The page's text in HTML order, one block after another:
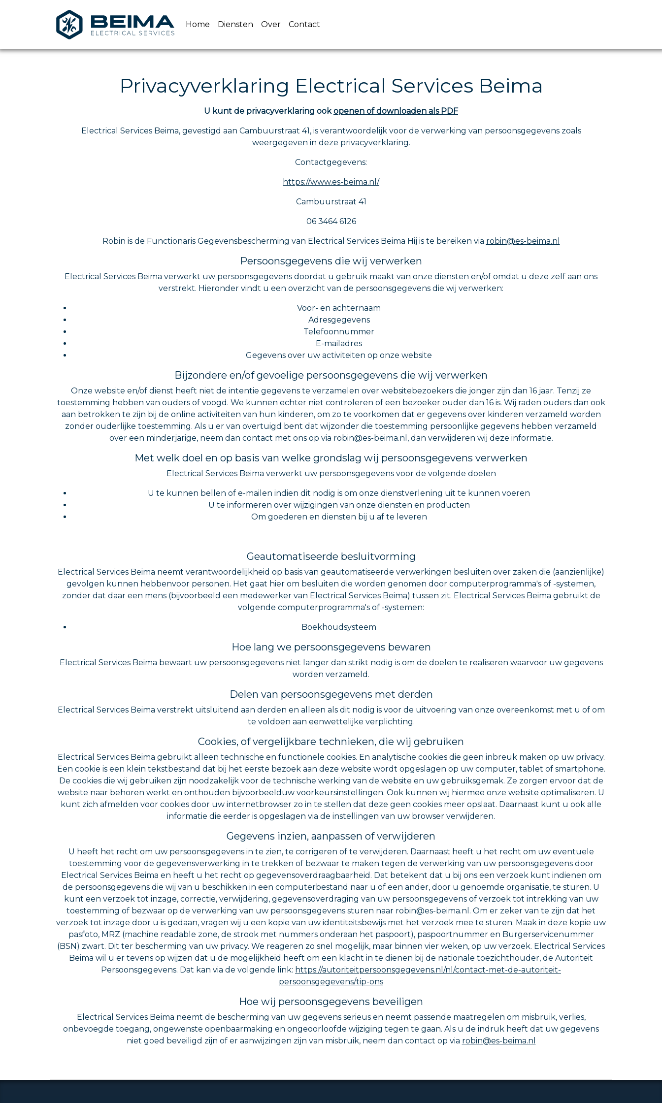
Home Diensten Over Contact
Privacyverklaring Electrical Services Beima
U kunt de privacyverklaring ookopenen of downloaden als PDF
Electrical Services Beima, gevestigd aan Cambuurstraat 41, is verantwoordelijk voor de verwerking van persoonsgegevens zoals
weergegeven in deze privacyverklaring.
Contactgegevens:
https://www.es-beima.nl/
Cambuurstraat 41
06 3464 6126
Robin is de Functionaris Gegevensbescherming van Electrical Services Beima Hij is te bereiken via robin@es-beima.nl
Persoonsgegevens die wij verwerken
Electrical Services Beima verwerkt uw persoonsgegevens doordat u gebruik maakt van onze diensten en/of omdat u deze zelf aan ons
verstrekt. Hieronder vindt u een overzicht van de persoonsgegevens die wij verwerken:
Voor- en achternaam
Adresgegevens
Telefoonnummer
E-mailadres
Gegevens over uw activiteiten op onze website
Bijzondere en/of gevoelige persoonsgegevens die wij verwerken
Onze website en/of dienst heeft niet de intentie gegevens te verzamelen over websitebezoekers die jonger zijn dan 16 jaar. Tenzij ze
toestemming hebben van ouders of voogd. We kunnen echter niet controleren of een bezoeker ouder dan 16 is. Wij raden ouders dan ook
aan betrokken te zijn bij de online activiteiten van hun kinderen, om zo te voorkomen dat er gegevens over kinderen verzameld worden
zonder ouderlijke toestemming. Als u er van overtuigd bent dat wijzonder die toestemming persoonlijke gegevens hebben verzameld
over een minderjarige, neem dan contact met ons op via robin@es-beima.nl, dan verwijderen wij deze informatie.
Met welk doel en op basis van welke grondslag wij persoonsgegevens verwerken
Electrical Services Beima verwerkt uw persoonsgegevens voor de volgende doelen
U te kunnen bellen of e-mailen indien dit nodig is om onze dienstverlening uit te kunnen voeren
U te informeren over wijzigingen van onze diensten en producten
Om goederen en diensten bij u af te leveren
Geautomatiseerde besluitvorming
Electrical Services Beima neemt verantwoordelijkheid op basis van geautomatiseerde verwerkingen besluiten over zaken die (aanzienlijke)
gevolgen kunnen hebbenvoor personen. Het gaat hier om besluiten die worden genomen door computerprogramma's of -systemen,
zonder dat daar een mens (bijvoorbeeld een medewerker van Electrical Services Beima) tussen zit. Electrical Services Beima gebruikt de
volgende computerprogramma's of -systemen:
Boekhoudsysteem
Hoe lang we persoonsgegevens bewaren
Electrical Services Beima bewaart uw persoonsgegevens niet langer dan strikt nodig is om de doelen te realiseren waarvoor uw gegevens
worden verzameld.
Delen van persoonsgegevens met derden
Electrical Services Beima verstrekt uitsluitend aan derden en alleen als dit nodig is voor de uitvoering van onze overeenkomst met u of om
te voldoen aan eenwettelijke verplichting.
Cookies, of vergelijkbare technieken, die wij gebruiken
Electrical Services Beima gebruikt alleen technische en functionele cookies. En analytische cookies die geen inbreuk maken op uw privacy.
Een cookie is een klein tekstbestand dat bij het eerste bezoek aan deze website wordt opgeslagen op uw computer, tablet of smartphone.
De cookies die wij gebruiken zijn noodzakelijk voor de technische werking van de website en uw gebruiksgemak. Ze zorgen ervoor dat de
website naar behoren werkt en onthouden bijvoorbeelduw voorkeursinstellingen. Ook kunnen wij hiermee onze website optimaliseren. U
kunt zich afmelden voor cookies door uw internetbrowser zo in te stellen dat deze geen cookies meer opslaat. Daarnaast kunt u ook alle
informatie die eerder is opgeslagen via de instellingen van uw browser verwijderen.
Gegevens inzien, aanpassen of verwijderen
U heeft het recht om uw persoonsgegevens in te zien, te corrigeren of te verwijderen. Daarnaast heeft u het recht om uw eventuele
toestemming voor de gegevensverwerking in te trekken of bezwaar te maken tegen de verwerking van uw persoonsgegevens door
Electrical Services Beima en heeft u het recht op gegevensoverdraagbaarheid. Dat betekent dat u bij ons een verzoek kunt indienen om
de persoonsgegevens die wij van u beschikken in een computerbestand naar u of een ander, door u genoemde organisatie, te sturen. U
kunt een verzoek tot inzage, correctie, verwijdering, gegevensoverdraging van uw persoonsgegevens of verzoek tot intrekking van uw
toestemming of bezwaar op de verwerking van uw persoonsgegevens sturen naar robin@es-beima.nl. Om er zeker van te zijn dat het
verzoek tot inzage door u is gedaan, vragen wij u een kopie van uw identiteitsbewijs met het verzoek mee te sturen. Maak in deze kopie uw
pasfoto, MRZ (machine readable zone, de strook met nummers onderaan het paspoort), paspoortnummer en Burgerservicenummer
(BSN) zwart. Dit ter bescherming van uw privacy. We reageren zo snel mogelijk, maar binnen vier weken, op uw verzoek. Electrical Services
Beima wil u er tevens op wijzen dat u de mogelijkheid heeft om een klacht in te dienen bij de nationale toezichthouder, de Autoriteit
Persoonsgegevens. Dat kan via de volgende link: https://autoriteitpersoonsgegevens.nl/nl/contact-met-de-autoriteit-
persoonsgegevens/tip-ons
Hoe wij persoonsgegevens beveiligen
Electrical Services Beima neemt de bescherming van uw gegevens serieus en neemt passende maatregelen om misbruik, verlies,
onbevoegde toegang, ongewenste openbaarmaking en ongeoorloofde wijziging tegen te gaan. Als u de indruk heeft dat uw gegevens
niet goed beveiligd zijn of er aanwijzingen zijn van misbruik, neem dan contact op via robin@es-beima.nl